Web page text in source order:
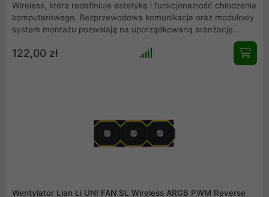
Wireless, która redefiniuje estetykę i funkcjonalność chłodzenia
komputerowego. Bezprzewodowa komunikacja oraz modułowy
system montażu pozwalają na uporządkowaną aranżację
Dzięki zaawansowanej personalizacji RGB, seria SL Wireless
idealnie wpisuje się w potrzeby użytkowników poszukujących
122,00 zł
Wentylator Lian Li UNI FAN SL Wireless ARGB PWM Reverse